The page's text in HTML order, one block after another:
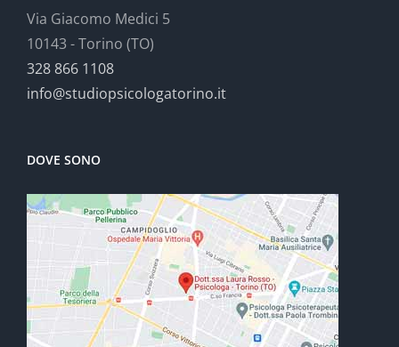
Via Giacomo Medici 5
10143 - Torino (TO)
328 866 1108
info@studiopsicologatorino.it
DOVE SONO